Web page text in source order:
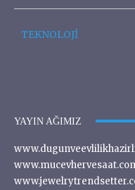
TEKNOLOJİ
YAYIN AĞIMIZ